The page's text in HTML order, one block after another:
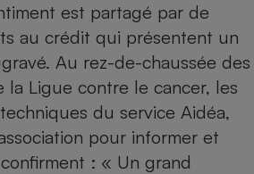
est partagé par de
au crédit qui présentent un
Au rez-de-chaussée des
la Ligue contre le cancer, les
du service Aidéa,
pour informer et
: « Un grand
Supermarché - Drive
Mutuelle
Comparateur auto
Comparatif aspirateur
Comparatif aspirateur
Comparatif cafetière
Comparatif robot cuiseur
Comparatif centrale
Comparatif ultrabook
Comparatif tablette
Image et son
Informatique
Aménagement
Bricolage - Jardinage
Chauffage
Produit d'entretien
Sécurité domestique
Maladie - Médecine -
Système de santé -
Retraite
- Testez le débit de votre
Internet